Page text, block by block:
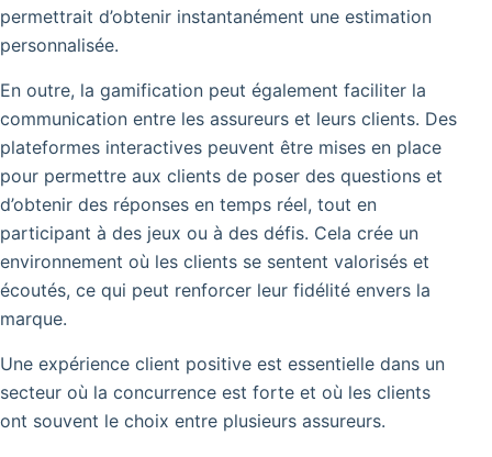
permettrait d’obtenir instantanément une estimation
personnalisée.
En outre, la gamification peut également faciliter la
communication entre les assureurs et leurs clients. Des
plateformes interactives peuvent être mises en place
pour permettre aux clients de poser des questions et
d’obtenir des réponses en temps réel, tout en
participant à des jeux ou à des défis. Cela crée un
environnement où les clients se sentent valorisés et
écoutés, ce qui peut renforcer leur fidélité envers la
marque.
Une expérience client positive est essentielle dans un
secteur où la concurrence est forte et où les clients
ont souvent le choix entre plusieurs assureurs.